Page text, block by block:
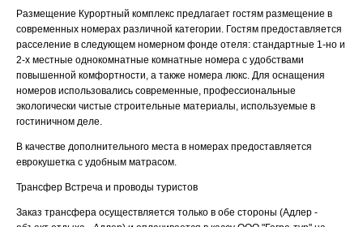
Размещение Курортный комплекс предлагает гостям размещение в
современных номерах различной категории. Гостям предоставляется
расселение в следующем номерном фонде отеля: стандартные 1-но и
2-х местные однокомнатные комнатные номера с удобствами
повышенной комфортности, а также номера люкс. Для оснащения
номеров использовались современные, профессиональные
экологически чистые строительные материалы, используемые в
гостиничном деле.
В качестве дополнительного места в номерах предоставляется
еврокушетка с удобным матрасом.
Трансфер Встреча и проводы туристов
Заказ трансфера осуществляется только в обе стороны (Адлер -